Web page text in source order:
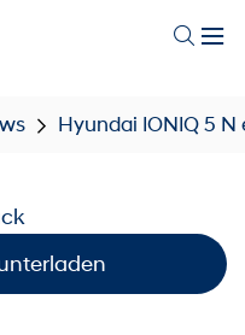
Hyundai IONIQ 5